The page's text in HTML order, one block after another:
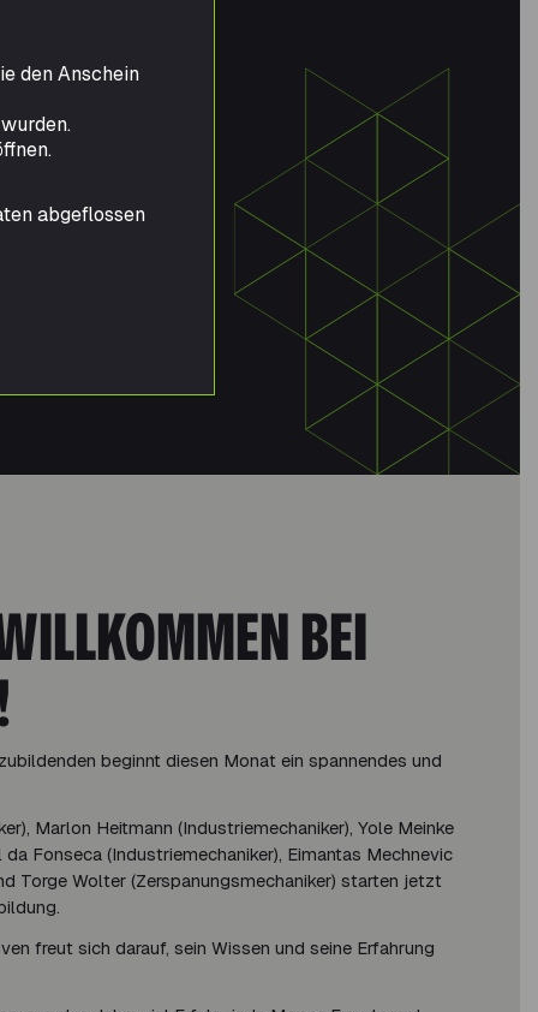
BEI
beginnt diesen Monat ein spannendes und
Marlon Heitmann (Industriemechaniker), Yole Meinke
Fonseca (Industriemechaniker), Eimantas Mechnevic
Torge Wolter (Zerspanungsmechaniker) starten jetzt
freut sich darauf, sein Wissen und seine Erfahrung
den Anschein
abgeflossen